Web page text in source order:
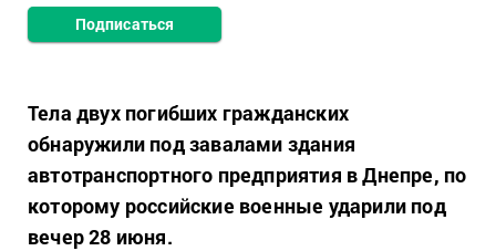
Подписаться
Тела двух погибших гражданских
обнаружили под завалами здания
автотранспортного предприятия в Днепре, по
которому российские военные ударили под
вечер 28 июня.